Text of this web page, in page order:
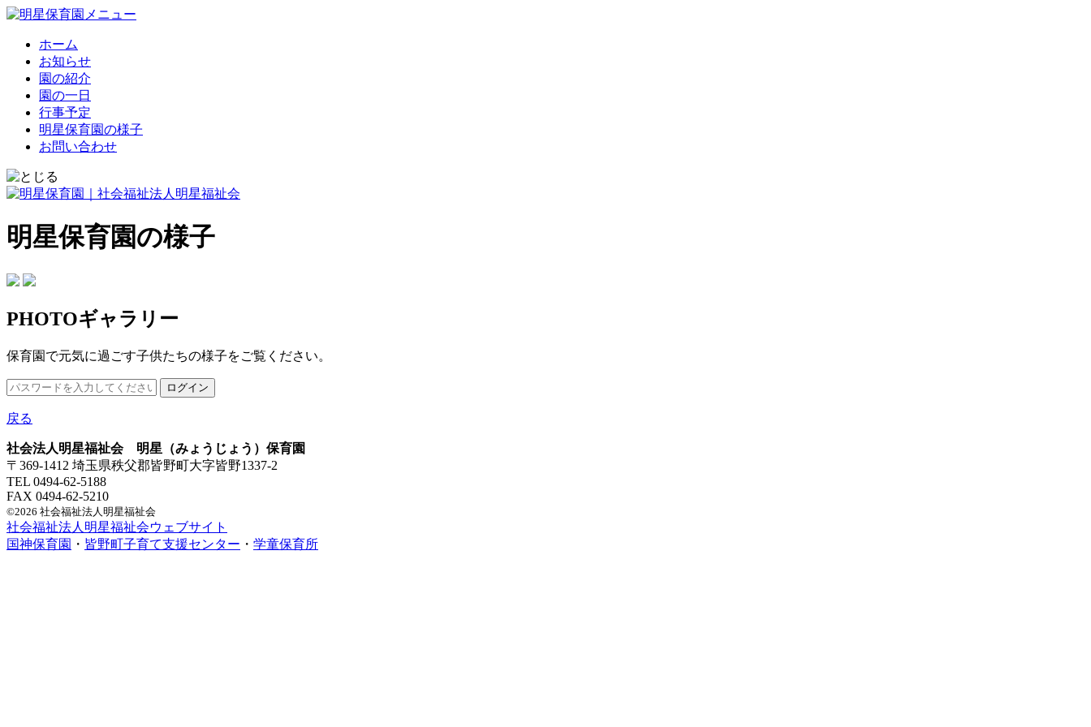
ホーム
お知らせ
園の紹介
園の一日
行事予定
明星保育園の様子
お問い合わせ
明星保育園の様子
PHOTOギャラリー
保育園で元気に過ごす子供たちの様子をご覧ください。
戻る
社会法人明星福祉会 明星（みょうじょう）保育園
〒369-1412 埼玉県秩父郡皆野町大字皆野1337-2
TEL 0494-62-5188
FAX 0494-62-5210
©2026 社会福祉法人明星福祉会
社会福祉法人明星福祉会ウェブサイト
国神保育園 ・ 皆野町子育て支援センター ・ 学童保育所